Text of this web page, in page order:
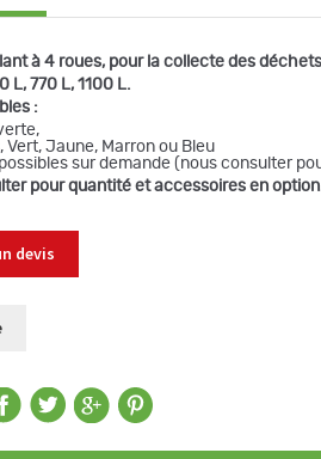
à 4 roues, pour la collecte des
L, 770 L, 1100 L.
:
Vert, Jaune, Marron ou Bleu
sur demande (nous consulter
pour quantité et accessoires en
devis